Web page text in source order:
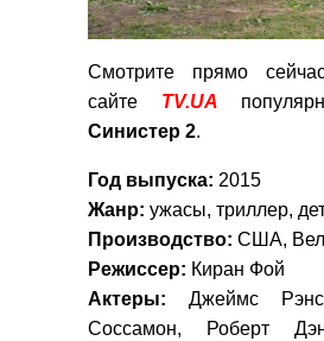
Смотрите прямо
сайте TV.UA
Синистер 2.
Год выпуска: 2015
Жанр: ужасы, триллер,
Производство: США,
Режиссер: Киран Фой
Актеры: Джеймс
Соссамон, Роберт